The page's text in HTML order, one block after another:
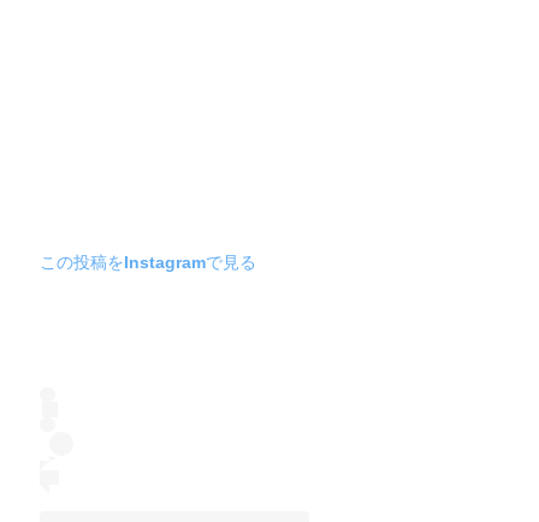
この投稿をInstagramで見る